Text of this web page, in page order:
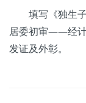
填写《独生子
居委初审——经
发证及外彰。